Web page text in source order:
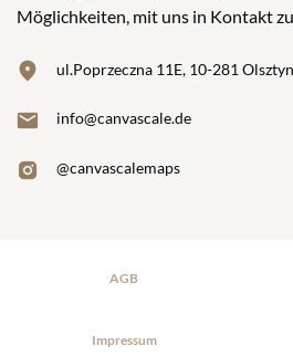
Möglichkeiten, mit uns in Kontakt
ul.Poprzeczna 11E, 10-281
info@canvascale.de
@canvascalemaps
AGB
Impressum